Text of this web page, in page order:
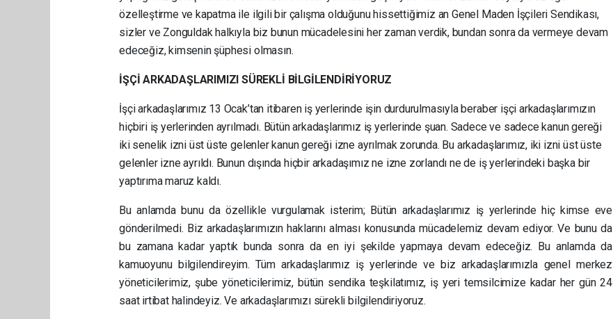
özelleştirme ve kapatma ile ilgili bir çalışma olduğunu hissettiğimiz an Genel Maden İşçileri Sendikası,
sizler ve Zonguldak halkıyla biz bunun mücadelesini her zaman verdik, bundan sonra da vermeye devam
edeceğiz, kimsenin şüphesi olmasın.
İŞÇİ ARKADAŞLARIMIZI SÜREKLİ BİLGİLENDİRİYORUZ
İşçi arkadaşlarımız 13 Ocak’tan itibaren iş yerlerinde işin durdurulmasıyla beraber işçi arkadaşlarımızın
hiçbiri iş yerlerinden ayrılmadı. Bütün arkadaşlarımız iş yerlerinde şuan. Sadece ve sadece kanun gereği
iki senelik izni üst üste gelenler kanun gereği izne ayrılmak zorunda. Bu arkadaşlarımız, iki izni üst üste
gelenler izne ayrıldı. Bunun dışında hiçbir arkadaşımız ne izne zorlandı ne de iş yerlerindeki başka bir
yaptırıma maruz kaldı.
Bu anlamda bunu da özellikle vurgulamak isterim; Bütün arkadaşlarımız iş yerlerinde hiç kimse eve
gönderilmedi. Biz arkadaşlarımızın haklarını alması konusunda mücadelemiz devam ediyor. Ve bunu da
bu zamana kadar yaptık bunda sonra da en iyi şekilde yapmaya devam edeceğiz. Bu anlamda da
kamuoyunu bilgilendireyim. Tüm arkadaşlarımız iş yerlerinde ve biz arkadaşlarımızla genel merkez
yöneticilerimiz, şube yöneticilerimiz, bütün sendika teşkilatımız, iş yeri temsilcimize kadar her gün 24
saat irtibat halindeyiz. Ve arkadaşlarımızı sürekli bilgilendiriyoruz.